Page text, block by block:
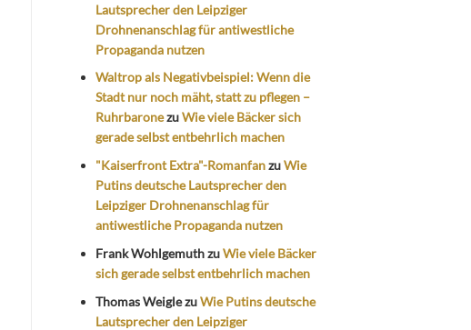
Lautsprecher den Leipziger
Drohnenanschlag für antiwestliche
Propaganda nutzen
Waltrop als Negativbeispiel: Wenn die
Stadt nur noch mäht, statt zu pflegen –
RuhrbaronezuWie viele Bäcker sich
gerade selbst entbehrlich machen
"Kaiserfront Extra"-RomanfanzuWie
Putins deutsche Lautsprecher den
Leipziger Drohnenanschlag für
antiwestliche Propaganda nutzen
Frank WohlgemuthzuWie viele Bäcker
sich gerade selbst entbehrlich machen
Thomas WeiglezuWie Putins deutsche
Lautsprecher den Leipziger